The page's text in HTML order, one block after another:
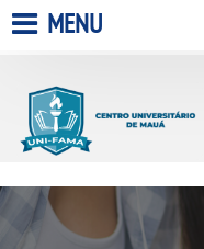
A FACULDADE
MENU